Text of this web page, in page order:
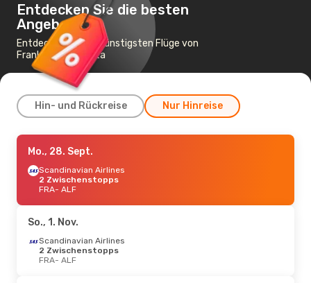
Entdecken Sie die besten
Angebote
Entdecken Sie die günstigsten Flüge von
Frankfurt nach Alta
Hin- und Rückreise Nur Hinreise
Mo., 2. Nov.- Do., 5. Nov.
Scandinavian Airlines
2 Zwischenstopps
FRA- ALF
2 Zwischenstopps
ALF
- FRA
Do., 24. Sept.- Mi., 30. Sept.
Mo., 28. Sept.
Scandinavian Airlines
2 Zwischenstopps
FRA- ALF
So., 1. Nov.
Scandinavian Airlines
2 Zwischenstopps
FRA- ALF